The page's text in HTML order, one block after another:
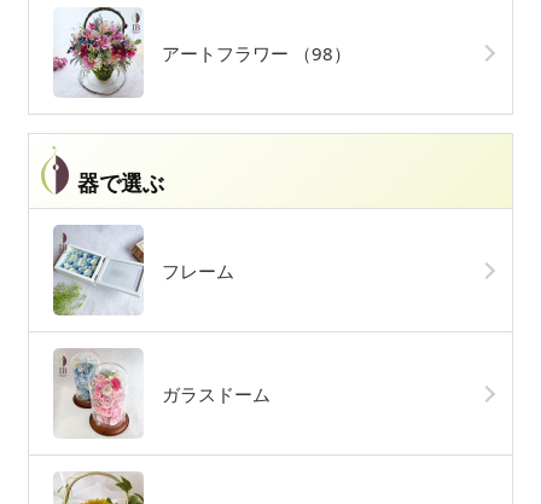
アートフラワー （98）
器で選ぶ
フレーム
ガラスドーム